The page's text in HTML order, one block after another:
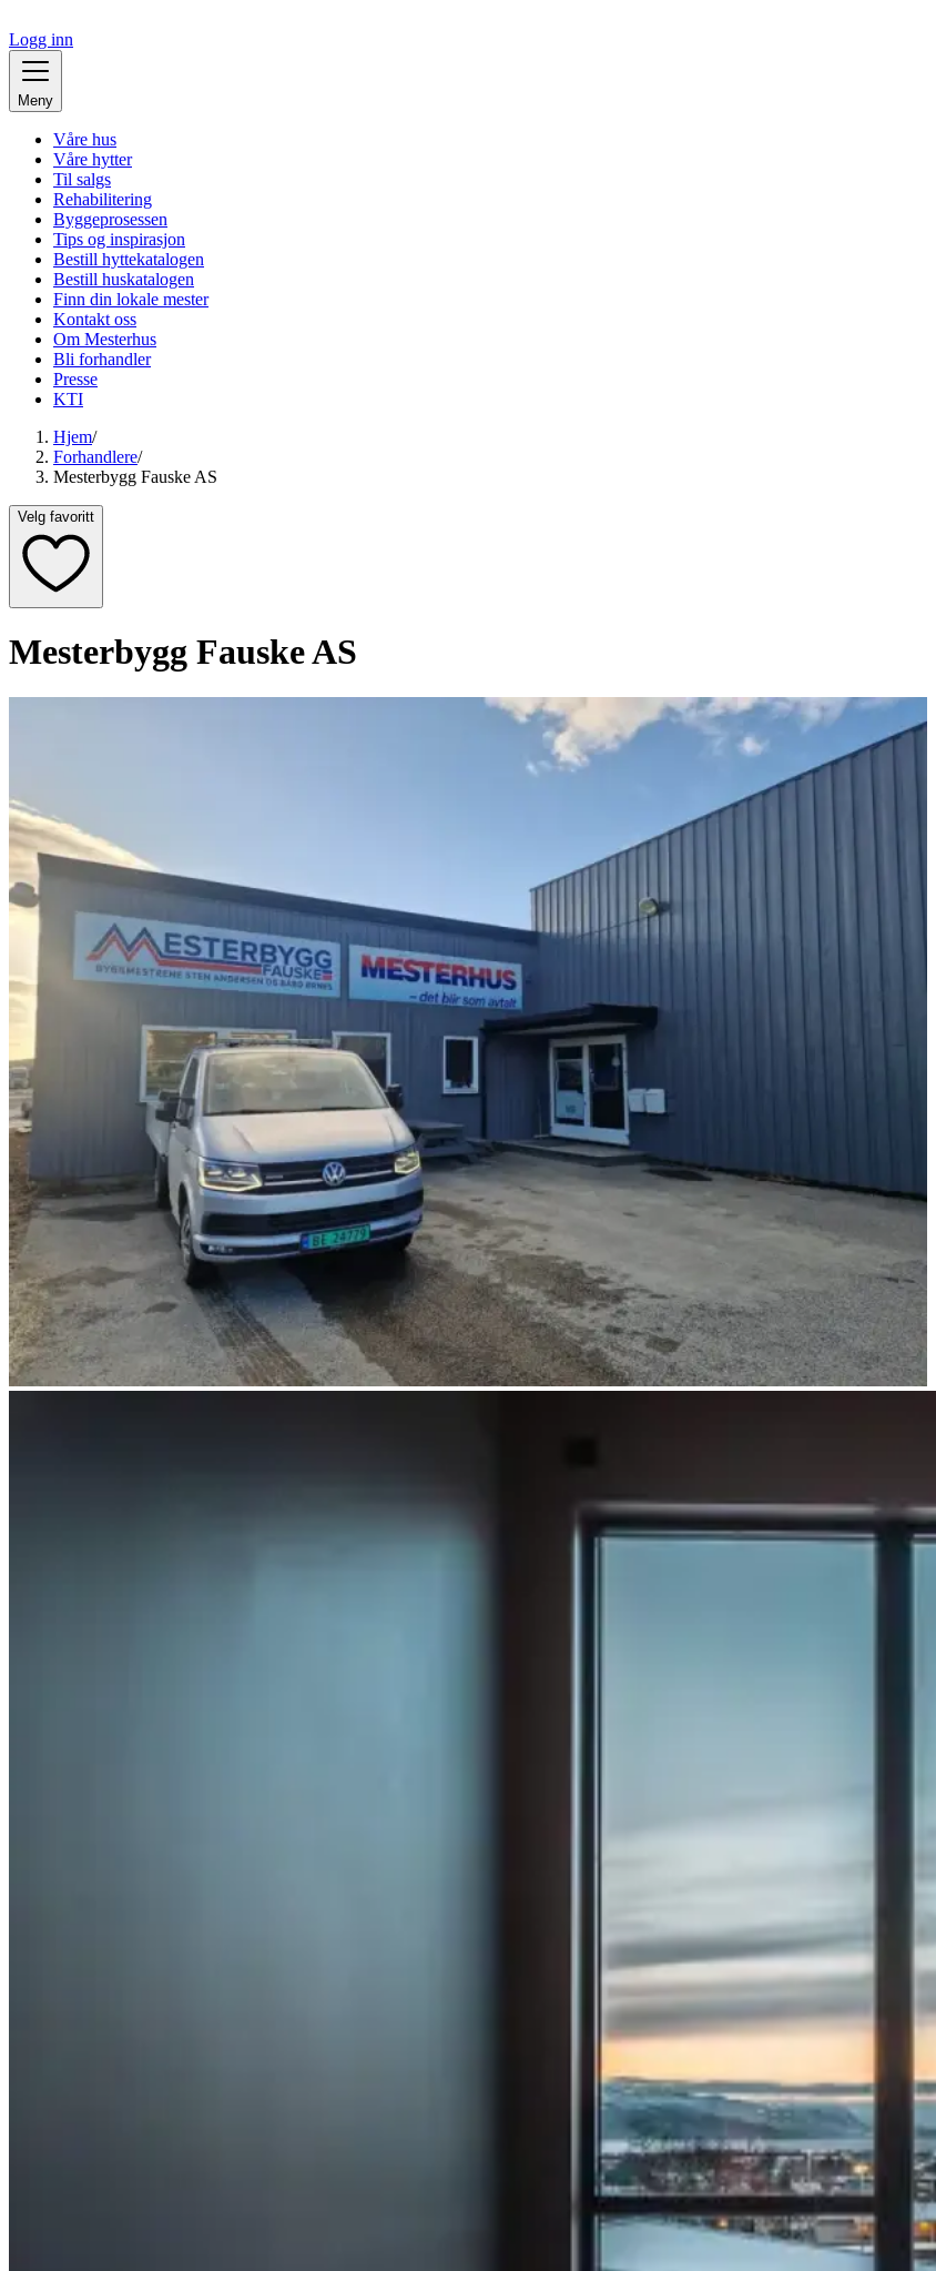
Logg inn
Meny
Våre hus
Våre hytter
Til salgs
Rehabilitering
Byggeprosessen
Tips og inspirasjon
Bestill hyttekatalogen
Bestill huskatalogen
Finn din lokale mester
Kontakt oss
Om Mesterhus
Bli forhandler
Presse
KTI
Hjem/
Forhandlere/
Mesterbygg Fauske AS
Velg favoritt
Mesterbygg Fauske AS